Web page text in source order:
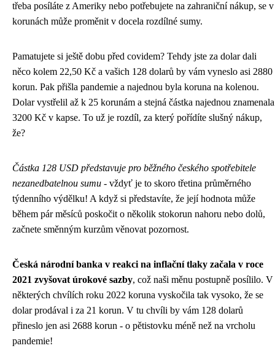
třeba posíláte z Ameriky nebo potřebujete na zahraniční nákup, se v
korunách může proměnit v docela rozdílné sumy.
Pamatujete si ještě dobu před covidem? Tehdy jste za dolar dali
něco kolem 22,50 Kč a vašich 128 dolarů by vám vyneslo asi 2880
korun. Pak přišla pandemie a najednou byla koruna na kolenou.
Dolar vystřelil až k 25 korunám a stejná částka najednou znamenala
3200 Kč v kapse. To už je rozdíl, za který pořídíte slušný nákup,
že?
Částka 128 USD představuje pro běžného českého spotřebitele
nezanedbatelnou sumu - vždyť je to skoro třetina průměrného
týdenního výdělku! A když si představíte, že její hodnota může
během pár měsíců poskočit o několik stokorun nahoru nebo dolů,
začnete směnným kurzům věnovat pozornost.
Česká národní banka v reakci na inflační tlaky začala v roce
2021 zvyšovat úrokové sazby, což naši měnu postupně posílilo. V
některých chvílích roku 2022 koruna vyskočila tak vysoko, že se
dolar prodával i za 21 korun. V tu chvíli by vám 128 dolarů
přineslo jen asi 2688 korun - o pětistovku méně než na vrcholu
pandemie!